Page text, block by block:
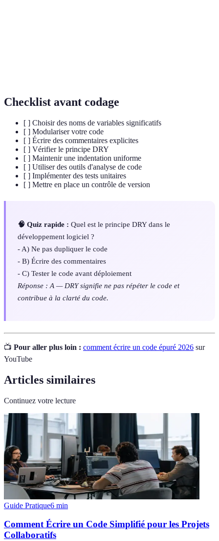
Checklist avant codage
[ ] Choisir des noms de variables significatifs
[ ] Modulariser votre code
[ ] Écrire des commentaires explicites
[ ] Vérifier le principe DRY
[ ] Maintenir une indentation uniforme
[ ] Utiliser des outils d'analyse de code
[ ] Implémenter des tests unitaires
[ ] Mettre en place un contrôle de version
🧠 Quiz rapide : Quel est le principe DRY dans le
développement logiciel ?
- A) Ne pas dupliquer le code
- B) Écrire des commentaires
- C) Tester le code avant déploiement
Réponse : A — DRY signifie ne pas répéter le code et
contribue à la clarté du code.
📺 Pour aller plus loin : comment écrire un code épuré 2026 sur
YouTube
Articles similaires
Continuez votre lecture
Guide Pratique6 min
Comment Écrire un Code Simplifié pour les Projets
Collaboratifs